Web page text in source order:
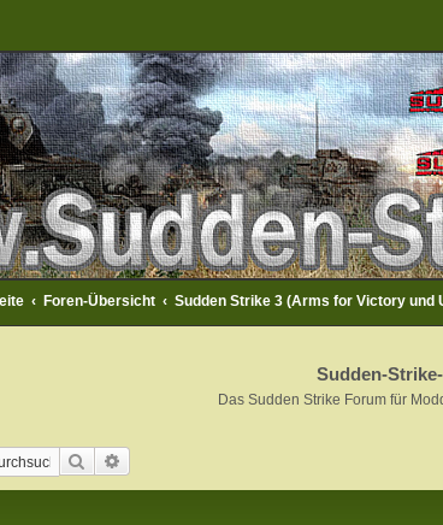
Foren-Übersicht Sudden Strike 3 (Arms for Victory und
Sudden-
Das Sudden Strike Forum für
Suche